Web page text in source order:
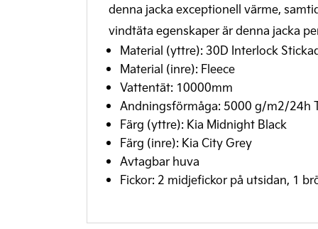
denna jacka exceptionell värme,
vindtäta egenskaper är denna jacka
Material (yttre): 30D Interlock
Material (inre): Fleece
Vattentät: 10000mm
Andningsförmåga: 5000 g/m2/24h
Färg (yttre): Kia Midnight Black
Färg (inre): Kia City Grey
Avtagbar huva
Fickor: 2 midjefickor på utsidan, 1